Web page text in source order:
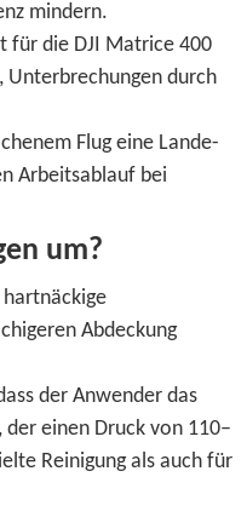
mindern.
für die DJI Matrice 400
Unterbrechungen durch
Flug eine Lande-
Arbeitsablauf bei
um?
Abdeckung
der Anwender das
einen Druck von 110–
Reinigung als auch für